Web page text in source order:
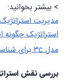
> بیشتر بخوانید:
مدیریت
استراتژیک
مدل ۳c برای شناسایی عوامل کلیدی موفقیت
بررسی نقش